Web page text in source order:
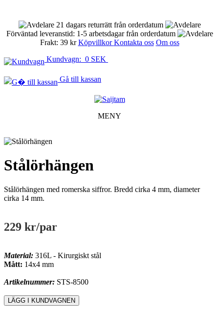
21 dagars returrätt från orderdatum
Förväntad leveranstid: 1-5 arbetsdagar från orderdatum
Frakt: 39 krKöpvillkorKontakta oss Om oss
Kundvagn: 0 SEK
Gå till kassan
MENY
Stålörhängen
Stålörhängen med romerska siffror. Bredd cirka 4 mm, diameter
cirka 14 mm.
229 kr/par
Material: 316L - Kirurgiskt stål
Mått: 14x4 mm
Artikelnummer: STS-8500